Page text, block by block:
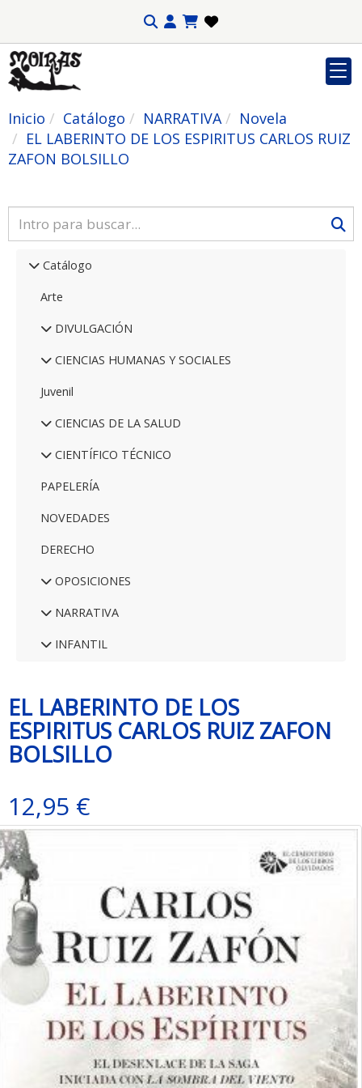
Inicio Catálogo NARRATIVA
Novela
EL LABERINTO DE LOS ESPIRITUS CARLOS RUIZ
ZAFON BOLSILLO
Catálogo
Arte
DIVULGACIÓN
CIENCIAS HUMANAS Y SOCIALES
Juvenil
CIENCIAS DE LA SALUD
CIENTÍFICO TÉCNICO
PAPELERÍA
NOVEDADES
DERECHO
OPOSICIONES
NARRATIVA
INFANTIL
EL LABERINTO DE LOS
ESPIRITUS CARLOS RUIZ ZAFON
BOLSILLO
12,95 €